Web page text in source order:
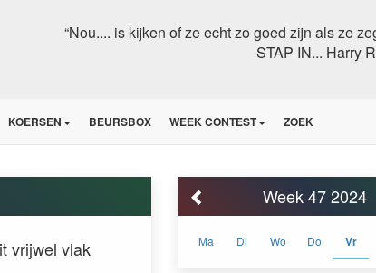
“Nou.... is kijken of ze echt zo goed zijn als ze
STAP IN... Harry
KOERSEN BEURSBOX WEEK CONTEST ZOEK
vrijwel vlak
Week 47 2024
Ma Di Wo Do Vr